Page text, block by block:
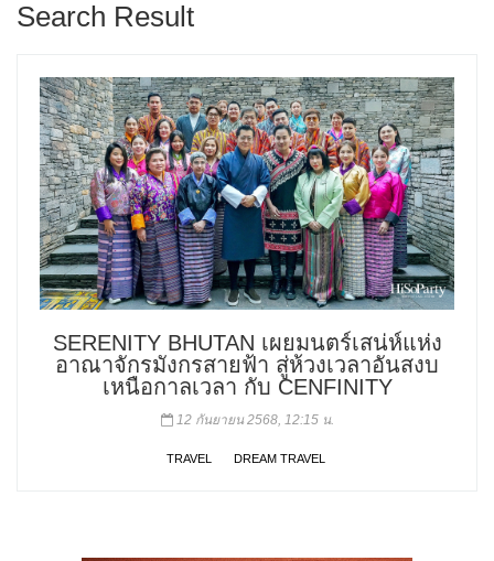
Search Result
SERENITY BHUTAN เผยมนตร์เสน่ห์แห่ง
อาณาจักรมังกรสายฟ้า สู่ห้วงเวลาอันสงบ
เหนือกาลเวลา กับ CENFINITY
12 กันยายน 2568, 12:15 น.
TRAVEL DREAM TRAVEL